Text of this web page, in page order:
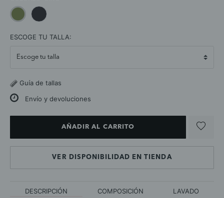
ESCOGE TU TALLA:
Guía de tallas
Envío y devoluciones
AÑADIR AL CARRITO
VER DISPONIBILIDAD EN TIENDA
DESCRIPCIÓN COMPOSICIÓN LAVADO